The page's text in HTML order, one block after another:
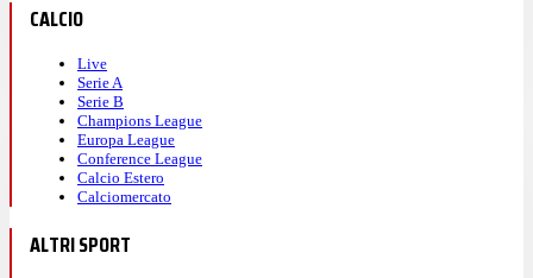
CALCIO
Live
Serie A
Serie B
Champions League
Europa League
Conference League
Calcio Estero
Calciomercato
ALTRI SPORT